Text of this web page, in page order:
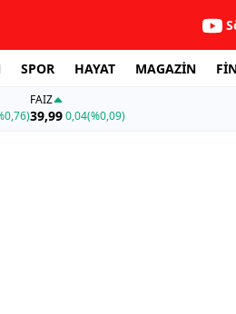
SPOR HAYAT MAGAZİN
FAİZ
39,990,04(%0,09)